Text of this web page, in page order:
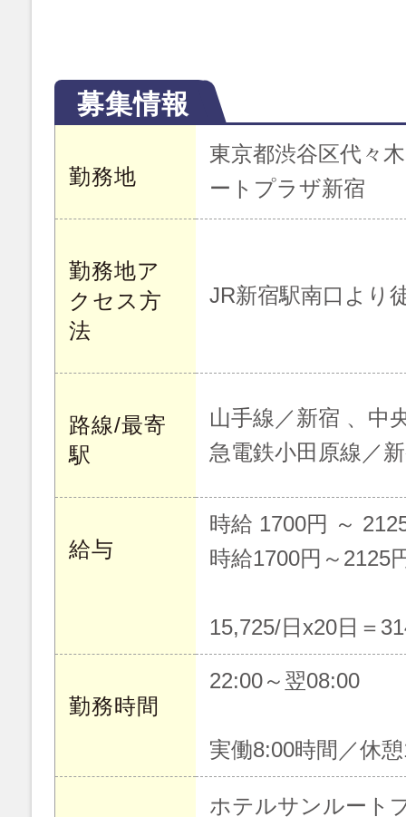
募集情報
勤務地
東京都渋谷区代々
ートプラザ新宿
勤務地ア
クセス方
法
JR新宿駅南口より
路線/最寄
駅
山手線／新宿 、中
急電鉄小田原線／
給与
時給 1700円 ～
時給1700円～2125
15,725/日x20日＝
勤務時間
22:00～翌08:00
実働8:00時間／休
ホテルサンルート